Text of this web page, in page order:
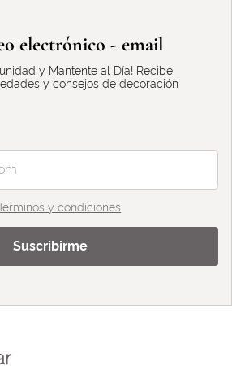
electrónico - email
y Mantente al Día! Recibe
y consejos de decoración
y condiciones
Suscribirme